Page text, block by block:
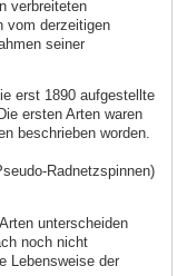
verbreiteten
vom derzeitigen
seiner
erst 1890 aufgestellte
ersten Arten waren
beschrieben worden.
Radnetzspinnen)
unterscheiden
noch nicht
Lebensweise der